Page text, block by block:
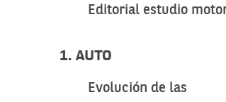
Editorial estudio
1. AUTO
Evolución de las